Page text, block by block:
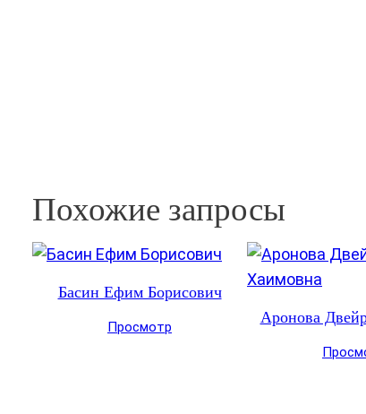
Похожие запросы
Басин Ефим Борисович
Просмотр
Аронова